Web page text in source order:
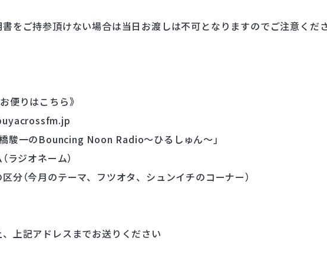
をご持参頂けない場合は当日お渡しは不可となりますのでご注意くだ
便りはこちら》
駿一のBouncing Noon Radio〜ひるしゅん〜」
ラジオネーム）
分（今月のテーマ、フツオタ、シュンイチのコーナー）
、上記アドレスまでお送りください